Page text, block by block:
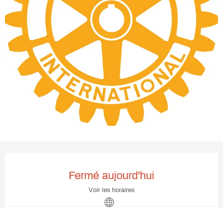
Fermé aujourd'hui
Voir les horaires